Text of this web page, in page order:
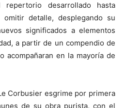
desarrollado hasta
detalle, desplegando su
significados a elementos
a partir de un compendio de
acompañaran en la mayoría de
Corbusier esgrime por primera
de su obra purista, con el